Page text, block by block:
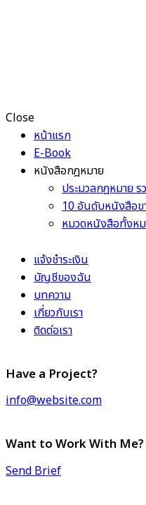
Close
หน้าแรก
E-Book
หนังสือกฎหมาย
ประมวลกฎหมาย
10 อันดับหนังสือข
หมวดหนังสือทั้งห
แจ้งชำระเงิน
บัญชีของฉัน
บทความ
เกี่ยวกับเรา
ติดต่อเรา
Have a Project?
info@website.com
Want to Work With Me?
Send Brief